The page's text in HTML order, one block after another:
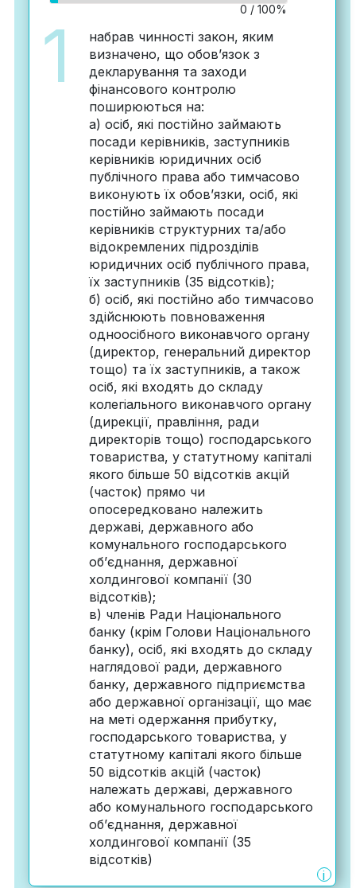
1
0 / 100%
набрав чинності закон, яким
визначено, що обов’язок з
декларування та заходи
фінансового контролю
поширюються на:
а) осіб, які постійно займають
посади керівників, заступників
керівників юридичних осіб
публічного права або тимчасово
виконують їх обов’язки, осіб, які
постійно займають посади
керівників структурних та/або
відокремлених підрозділів
юридичних осіб публічного права,
їх заступників (35 відсотків);
б) осіб, які постійно або тимчасово
здійснюють повноваження
одноосібного виконавчого органу
(директор, генеральний директор
тощо) та їх заступників, а також
осіб, які входять до складу
колегіального виконавчого органу
(дирекції, правління, ради
директорів тощо) господарського
товариства, у статутному капіталі
якого більше 50 відсотків акцій
(часток) прямо чи
опосередковано належить
державі, державного або
комунального господарського
об’єднання, державної
холдингової компанії (30
відсотків);
в) членів Ради Національного
банку (крім Голови Національного
банку), осіб, які входять до складу
наглядової ради, державного
банку, державного підприємства
або державної організації, що має
на меті одержання прибутку,
господарського товариства, у
статутному капіталі якого більше
50 відсотків акцій (часток)
належать державі, державного
або комунального господарського
об’єднання, державної
холдингової компанії (35
відсотків)
i